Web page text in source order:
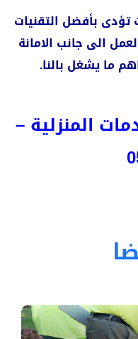
تؤدى بأفضل التقنيات
الى جانب الامانة
ما يشغل بالنا.
المنزلية –